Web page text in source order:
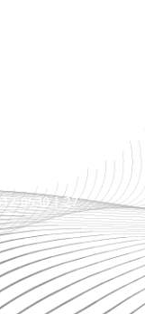
0530 | 27